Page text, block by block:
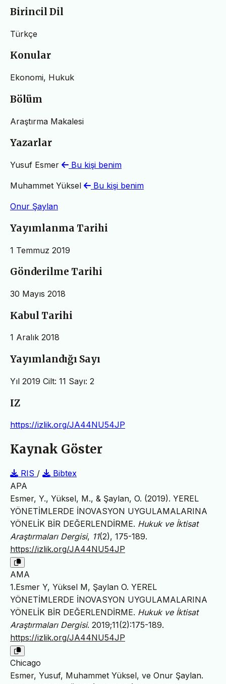
Birincil Dil
Türkçe
Konular
Ekonomi, Hukuk
Bölüm
Araştırma Makalesi
Yazarlar
Yusuf Esmer Bu kişi benim
Muhammet Yüksel Bu kişi benim
Onur Şaylan
Yayımlanma Tarihi
1 Temmuz 2019
Gönderilme Tarihi
30 Mayıs 2018
Kabul Tarihi
1 Aralık 2018
Yayımlandığı Sayı
Yıl 2019 Cilt: 11 Sayı: 2
IZ
https://izlik.org/JA44NU54JP
Kaynak Göster
RIS /
Bibtex
APA
Esmer, Y., Yüksel, M., & Şaylan, O. (2019). YEREL
YÖNETİMLERDE İNOVASYON UYGULAMALARINA
YÖNELİK BİR DEĞERLENDİRME. Hukuk ve İktisat
Araştırmaları Dergisi, 11(2), 175-189.
https://izlik.org/JA44NU54JP
AMA
1.Esmer Y, Yüksel M, Şaylan O. YEREL
YÖNETİMLERDE İNOVASYON UYGULAMALARINA
YÖNELİK BİR DEĞERLENDİRME. Hukuk ve İktisat
Araştırmaları Dergisi. 2019;11(2):175-189.
https://izlik.org/JA44NU54JP
Chicago
Esmer, Yusuf, Muhammet Yüksel, ve Onur Şaylan.